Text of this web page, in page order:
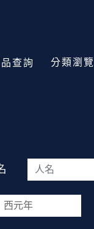
查詢 分類瀏覽